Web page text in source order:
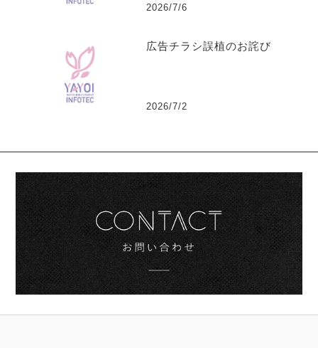
2026/7/6
広告チラシ誤植のお詫び
2026/7/2